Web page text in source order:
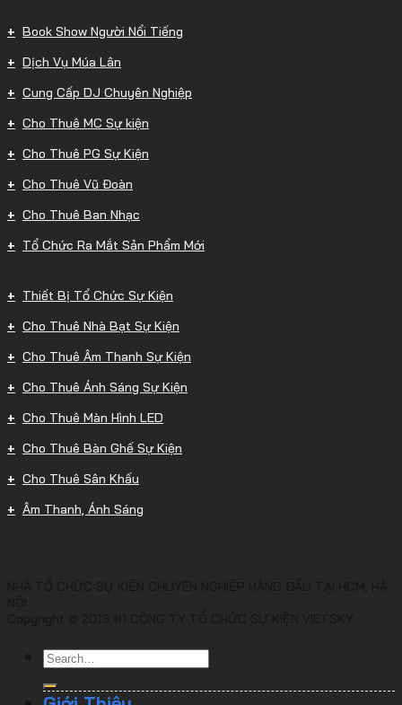
Book Show Người Nổi Tiếng
Dịch Vụ Múa Lân
Cung Cấp DJ Chuyên Nghiệp
Cho Thuê MC Sự kiện
Cho Thuê PG Sự Kiện
Cho Thuê Vũ Đoàn
Cho Thuê Ban Nhạc
Tổ Chức Ra Mắt Sản Phẩm Mới
Thiết Bị Tổ Chức Sự Kiện
Cho Thuê Nhà Bạt Sự Kiện
Cho Thuê Âm Thanh Sự Kiện
Cho Thuê Ánh Sáng Sự Kiện
Cho Thuê Màn Hình LED
Cho Thuê Bàn Ghế Sự Kiện
Cho Thuê Sân Khấu
Âm Thanh, Ánh Sáng